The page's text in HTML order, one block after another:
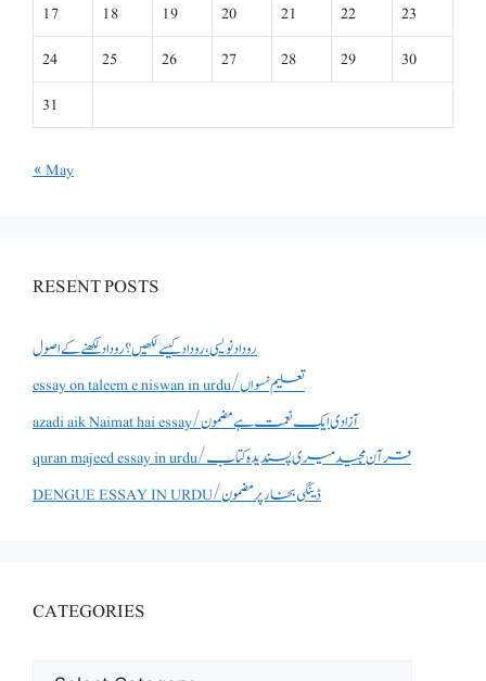
17
18 19 20 21 22
23
24
25 26 27 28 29
30
31
« May
RESENT POSTS
روداد نویسی ،روداد کیسے لکھیں؟ روداد لکھنے کے اصول
essay on taleem e niswan in urdu/تعلیم نسواں
azadi aik Naimat hai essay/آزادی ایک نعمت ہے مضمون
quran majeed essay in urdu/قرآن مجید میری پسندیدہ کتاب
DENGUE ESSAY IN URDU/ڈینگی بخار پر مضمون
CATEGORIES
CATEGORIES